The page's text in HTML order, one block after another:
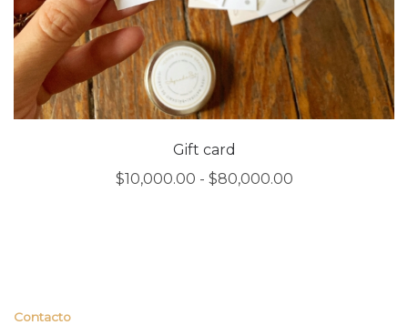
Gift card
$10,000.00 - $80,000.00Rango
Contacto